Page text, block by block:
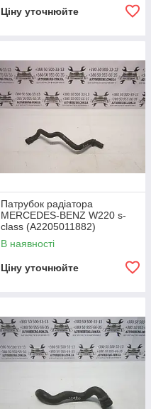
Ціну уточнюйте
Патрубок радіатора
MERCEDES-BENZ W220 s-
class (A2205011882)
В наявності
Ціну уточнюйте